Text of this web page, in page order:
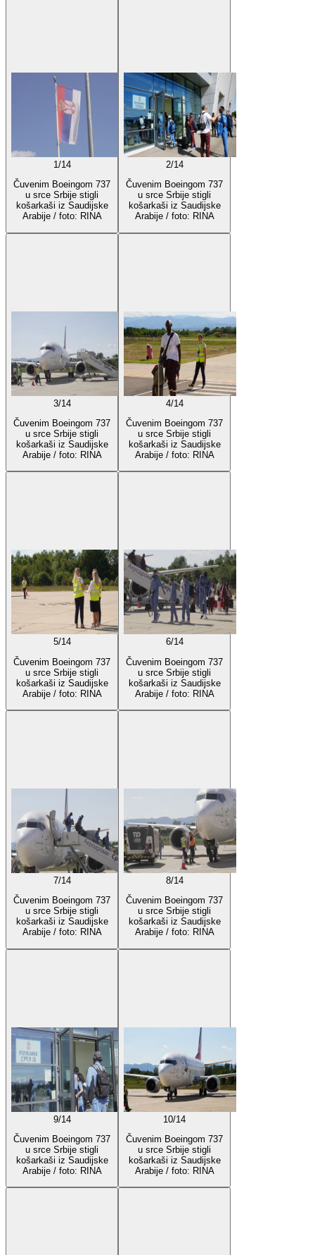
1 /14
Čuvenim Boeingom 737
u srce Srbije stigli
košarkaši iz Saudijske
Arabije / foto: RINA
2/14
Čuvenim Boeingom 737
u srce Srbije stigli
košarkaši iz Saudijske
Arabije / foto: RINA
3/14
Čuvenim Boeingom 737
u srce Srbije stigli
košarkaši iz Saudijske
Arabije / foto: RINA
4/14
Čuvenim Boeingom 737
u srce Srbije stigli
košarkaši iz Saudijske
Arabije / foto: RINA
5/14
Čuvenim Boeingom 737
u srce Srbije stigli
košarkaši iz Saudijske
Arabije / foto: RINA
6/14
Čuvenim Boeingom 737
u srce Srbije stigli
košarkaši iz Saudijske
Arabije / foto: RINA
7/14
Čuvenim Boeingom 737
u srce Srbije stigli
košarkaši iz Saudijske
Arabije / foto: RINA
8/14
Čuvenim Boeingom 737
u srce Srbije stigli
košarkaši iz Saudijske
Arabije / foto: RINA
9/14
Čuvenim Boeingom 737
u srce Srbije stigli
košarkaši iz Saudijske
Arabije / foto: RINA
10/14
Čuvenim Boeingom 737
u srce Srbije stigli
košarkaši iz Saudijske
Arabije / foto: RINA